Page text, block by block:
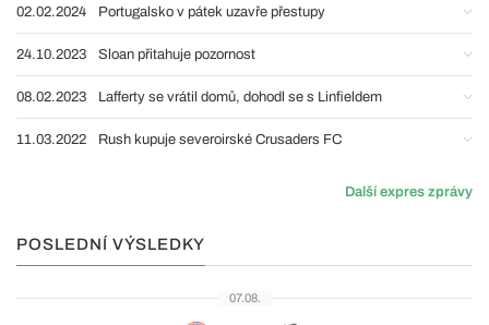
02.02.2024 Portugalsko v pátek uzavře přestupy
24.10.2023 Sloan přitahuje pozornost
08.02.2023 Lafferty se vrátil domů, dohodl se s Linfieldem
11.03.2022 Rush kupuje severoirské Crusaders FC
Další expres zprávy
POSLEDNÍ VÝSLEDKY
07.08.